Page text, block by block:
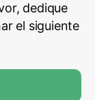
dedique
el siguiente